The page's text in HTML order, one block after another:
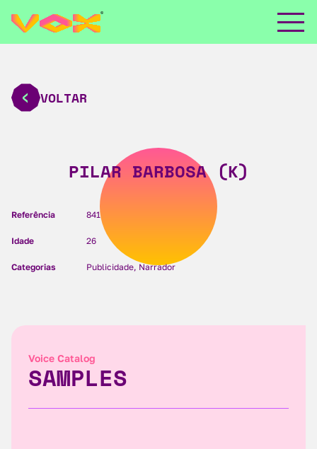
VOLTAR
PILAR BARBOSA (K)
Referência 841
Idade 26
Categorias Publicidade, Narrador
Voice Catalog
SAMPLES